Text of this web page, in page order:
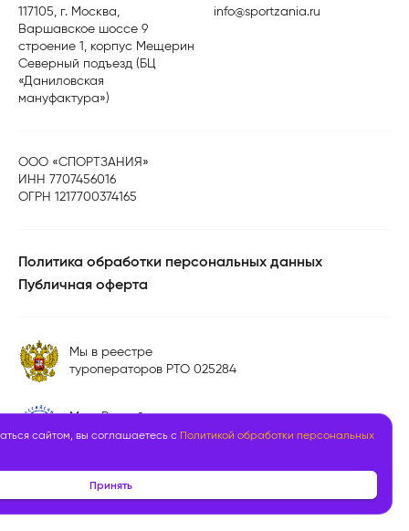
сайтом, вы соглашаетесь с Политикой обработки персональных
Принять
117105, г. Москва,
Варшавское шоссе 9
строение 1, корпус Мещерин
Северный подъезд (БЦ
«Даниловская
мануфактура»)
info@sportzania.ru
ООО «СПОРТЗАНИЯ»
ИНН 7707456016
ОГРН 1217700374165
Политика обработки персональных данных
Публичная оферта
Мы в реестре
туроператоров РТО 025284
Мы в Российском союзе
туриндустрии
Образовательная лицензия
№Л035-01298-77/00179806